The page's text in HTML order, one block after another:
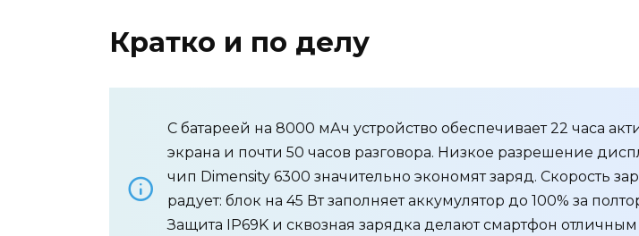
Кратко и по делу
С батареей на 8000 мАч устройство обеспечивает 22 часа
экрана и почти 50 часов разговора. Низкое разрешение
чип Dimensity 6300 значительно экономят заряд. Скорость
радует: блок на 45 Вт заполняет аккумулятор до 100% за
Защита IP69K и сквозная зарядка делают смартфон